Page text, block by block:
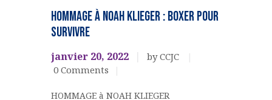
CULTURELS
HOMMAGE à NOAH KLIEGER : BOXER pour
SURVIVRE
janvier 20, 2022
by CCJC
0 Comments
HOMMAGE à NOAH KLIEGER